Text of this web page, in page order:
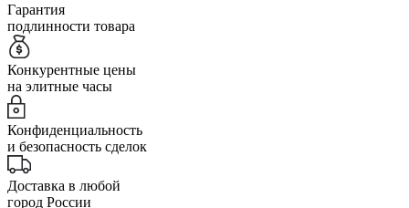
Гарантия
подлинности товара
Конкурентные цены
на элитные часы
Конфиденциальность
и безопасность сделок
Доставка в любой
город России